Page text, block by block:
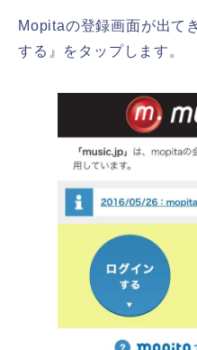
Mopitaの登録画面が出て
する』をタップします。